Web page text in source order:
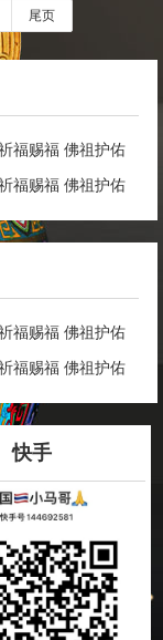
尾页
福赐福 佛祖护佑
福赐福 佛祖护佑
福赐福 佛祖护佑
福赐福 佛祖护佑
快手